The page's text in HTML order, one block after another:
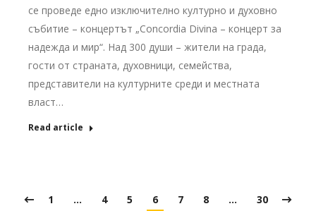
се проведе едно изключително културно и духовно
събитие – концертът „Concordia Divina – концерт за
надежда и мир“. Над 300 души – жители на града,
гости от страната, духовници, семейства,
представители на културните среди и местната
власт…
Read article
1 … 4 5 6 7 8 … 30